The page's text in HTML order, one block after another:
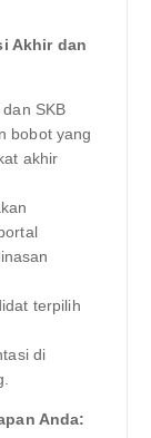
Akhir dan
dan SKB
bobot yang
akhir
terpilih
di
Anda: